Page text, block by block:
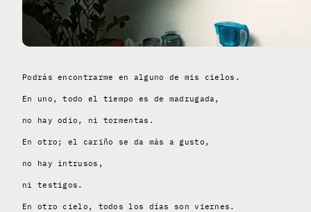
Podrás encontrarme en alguno de mis cielos.
En uno, todo el tiempo es de madrugada,
no hay odio, ni tormentas.
En otro; el cariño se da más a gusto,
no hay intrusos,
ni testigos.
En otro cielo, todos los días son viernes.